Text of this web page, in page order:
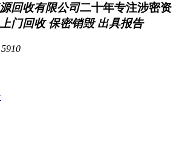
回收有限公司二十年专注涉密资
上门回收 保密销毁 出具报告